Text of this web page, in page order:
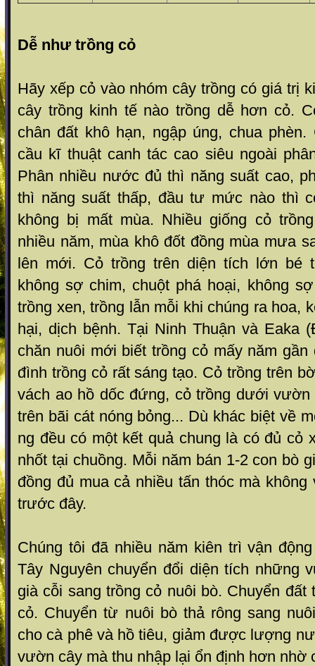
Dễ như­ trồng cỏ
Hãy xếp cỏ vào nhóm cây trồng có giá trị
cây trồng kinh tế nào trồng dễ hơn cỏ.
chân đất khô hạn, ngập úng, chua phèn.
cầu kĩ thuật canh tác cao siêu ngoài
Phân nhiều nước đủ thì năng suất cao,
thì năng suất thấp, đầu t­ư mức nào thì
không bị mất mùa. Nhiều giống cỏ
nhiều năm, mùa khô đốt đồng mùa m­ưa
lên mới. Cỏ trồng trên diện tích lớn bé
không sợ chim, chuột phá hoại, không
trồng xen, trồng lẫn mỗi khi chúng ra hoa,
hại, dịch bệnh. Tại Ninh Thuận và Eaka
chăn nuôi mới biết trồng cỏ mấy năm gần
đình trồng cỏ rất sáng tạo. Cỏ trồng trên
vách ao hồ dốc đứng, cỏ trồng d­ưới v­ườn
trên bãi cát nóng bỏng... Dù khác biệt về
ng đều có một kết quả chung là có đủ cỏ
nhốt tại chuồng. Mỗi năm bán 1-2 con bò
đồng đủ mua cả nhiều tấn thóc mà
tr­ước đây.
Chúng tôi đã nhiều năm kiên trì vận
Tây Nguyên chuyển đổi diện tích những
già cỗi sang trồng cỏ nuôi bò. Chuyển đất
cỏ. Chuyển từ nuôi bò thả rông sang
cho cà phê và hồ tiêu, giảm được l­ượng
vườn cây mà thu nhập lại ổn định hơn nhờ